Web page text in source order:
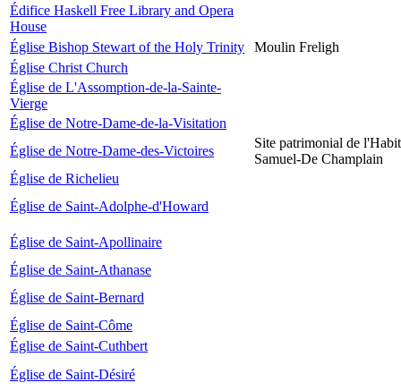
Édifice Haskell Free Library and Opera
House
Église Bishop Stewart of the Holy Trinity
Moulin Freligh
Église Christ Church
Église de L'Assomption-de-la-Sainte-
Vierge
Église de Notre-Dame-de-la-Visitation
Église de Notre-Dame-des-Victoires
Site patrimonial de
Samuel-De Champlain
Église de Richelieu
Église de Saint-Adolphe-d'Howard
Église de Saint-Apollinaire
Église de Saint-Athanase
Église de Saint-Bernard
Église de Saint-Côme
Église de Saint-Cuthbert
Église de Saint-Désiré